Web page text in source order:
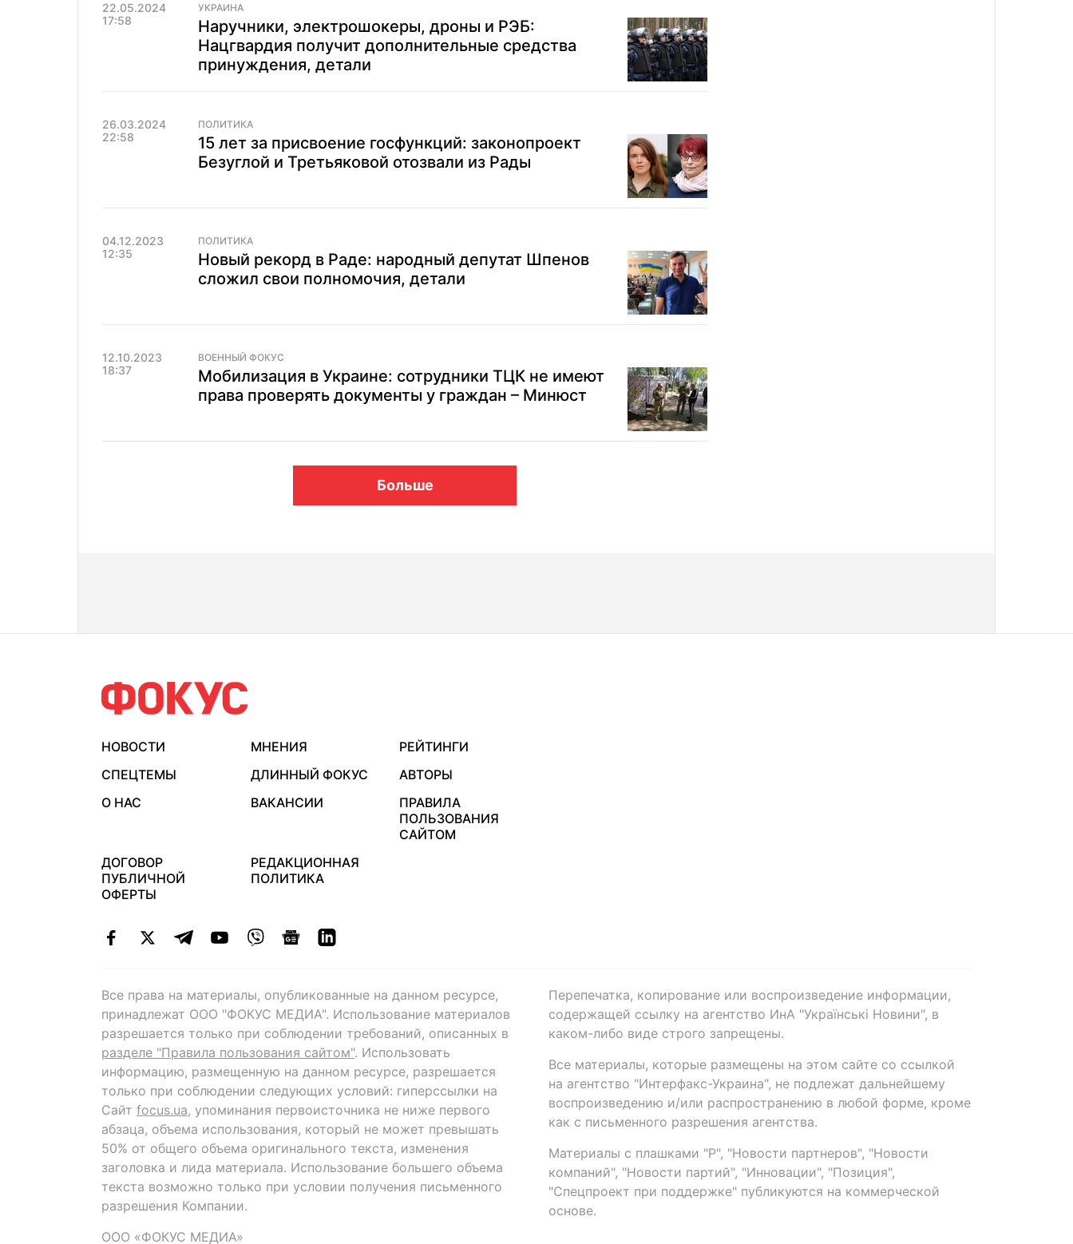
22.05.2024
17:58
УКРАИНА
Наручники, электрошокеры, дроны и РЭБ:
Нацгвардия получит дополнительные средства
принуждения, детали
26.03.2024
22:58
ПОЛИТИКА
15 лет за присвоение госфункций: законопроект
Безуглой и Третьяковой отозвали из Рады
04.12.2023
12:35
ПОЛИТИКА
Новый рекорд в Раде: народный депутат Шпенов
сложил свои полномочия, детали
12.10.2023
18:37
ВОЕННЫЙ ФОКУС
Мобилизация в Украине: сотрудники ТЦК не имеют
права проверять документы у граждан – Минюст
Больше
НОВОСТИ МНЕНИЯ
РЕЙТИНГИ
СПЕЦТЕМЫ
ДЛИННЫЙ ФОКУС
АВТОРЫ
О НАС
ВАКАНСИИ
ПРАВИЛА
ПОЛЬЗОВАНИЯ
САЙТОМ
ДОГОВОР
ПУБЛИЧНОЙ
ОФЕРТЫ
РЕДАКЦИОННАЯ
ПОЛИТИКА
Все права на материалы, опубликованные на данном ресурсе,
принадлежат ООО "ФОКУС МЕДИА". Использование материалов
разрешается только при соблюдении требований, описанных в
разделе "Правила пользования сайтом". Использовать
информацию, размещенную на данном ресурсе, разрешается
только при соблюдении следующих условий: гиперссылки на
Сайт focus.ua, упоминания первоисточника не ниже первого
абзаца, объема использования, который не может превышать
50% от общего объема оригинального текста, изменения
заголовка и лида материала. Использование большего объема
текста возможно только при условии получения письменного
разрешения Компании.
ООО «ФОКУС МЕДИА»
Перепечатка, копирование или воспроизведение информации,
содержащей ссылку на агентство ИнА "Українські Новини", в
каком-либо виде строго запрещены.
Все материалы, которые размещены на этом сайте со ссылкой
на агентство "Интерфакс-Украина", не подлежат дальнейшему
воспроизведению и/или распространению в любой форме, кроме
как с письменного разрешения агентства.
Материалы с плашками "Р", "Новости партнеров", "Новости
компаний", "Новости партий", "Инновации", "Позиция",
"Спецпроект при поддержке" публикуются на коммерческой
основе.